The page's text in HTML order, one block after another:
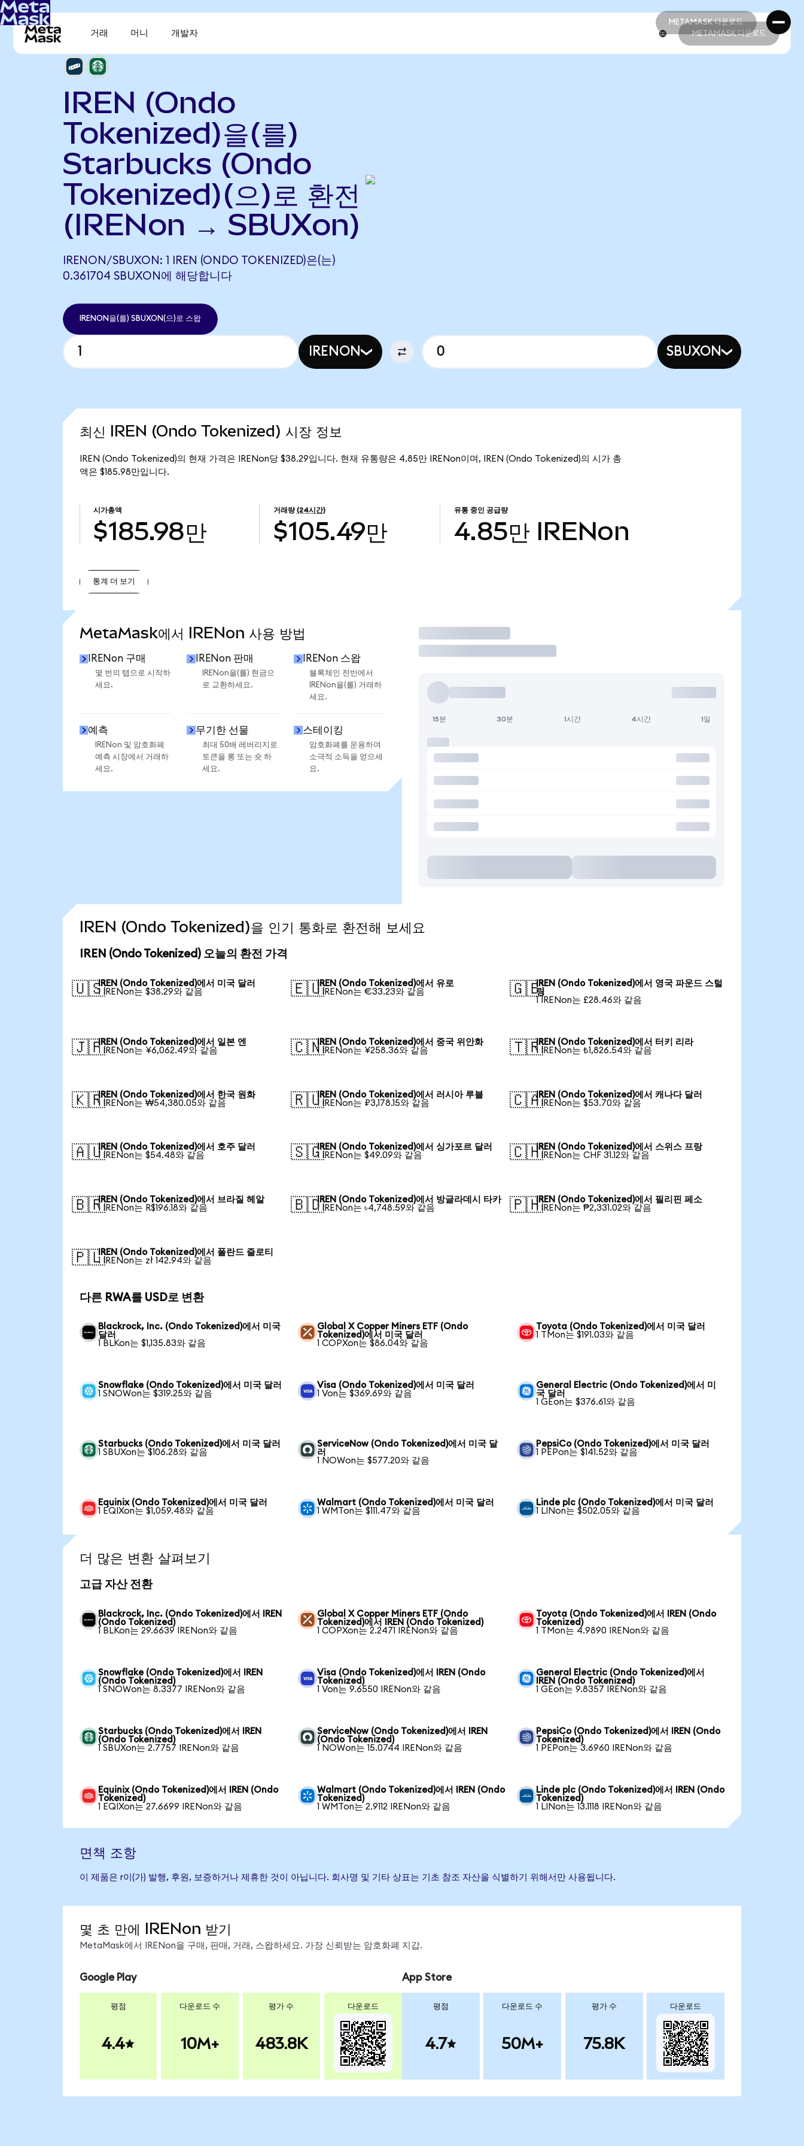
METAMASK 다운로드
METAMASK 다운로드
거래 머니 개발자 METAMASK 다운로드
IREN (Ondo
Tokenized)을(를)
Starbucks (Ondo
Tokenized)(으)로 환전
(IRENon → SBUXon)
IRENON/SBUXON: 1 IREN (ONDO TOKENIZED)은(는)
0.361704 SBUXON에 해당합니다
IRENON을(를) SBUXON(으)로 스왑
IRENON SBUXON
최신 IREN (Ondo Tokenized) 시장 정보
IREN (Ondo Tokenized)의 현재 가격은 IRENon당 $38.29입니다. 현재 유통량은 4.85만 IRENon이며, IREN (Ondo Tokenized)의 시가 총
액은 $185.98만입니다.
시가총액
$185.98만
거래량 (24시간)
$105.49만
유통 중인 공급량
4.85만 IRENon
통계 더 보기
MetaMask에서 IRENon 사용 방법
IRENon 구매
몇 번의 탭으로 시작하
세요.
IRENon 판매
IRENon을(를) 현금으
로 교환하세요.
IRENon 스왑
블록체인 전반에서
IRENon을(를) 거래하
세요.
예측
IRENon 및 암호화폐
예측 시장에서 거래하
세요.
무기한 선물
최대 50배 레버리지로
토큰을 롱 또는 숏 하
세요.
스테이킹
암호화폐를 운용하여
소극적 소득을 얻으세
요.
거래
15분 30분 1시간 4시간 1일
IREN (Ondo Tokenized)을 인기 통화로 환전해 보세요
IREN (Ondo Tokenized) 오늘의 환전 가격
🇺🇸IREN (Ondo Tokenized)에서 미국 달러
1 IRENon는 $38.29와 같음
🇪🇺IREN (Ondo Tokenized)에서 유로
1 IRENon는 €33.23와 같음
🇬🇧IREN (Ondo Tokenized)에서 영국 파운드 스털
링
1 IRENon는 £28.46와 같음
🇯🇵IREN (Ondo Tokenized)에서 일본 엔
1 IRENon는 ¥6,062.49와 같음
🇨🇳IREN (Ondo Tokenized)에서 중국 위안화
1 IRENon는 ¥258.36와 같음
🇹🇷IREN (Ondo Tokenized)에서 터키 리라
1 IRENon는 ₺1,826.54와 같음
🇰🇷IREN (Ondo Tokenized)에서 한국 원화
1 IRENon는 ₩54,380.05와 같음
🇷🇺IREN (Ondo Tokenized)에서 러시아 루블
1 IRENon는 ₽3,178.15와 같음
🇨🇦IREN (Ondo Tokenized)에서 캐나다 달러
1 IRENon는 $53.70와 같음
🇦🇺IREN (Ondo Tokenized)에서 호주 달러
1 IRENon는 $54.48와 같음
🇸🇬IREN (Ondo Tokenized)에서 싱가포르 달러
1 IRENon는 $49.09와 같음
🇨🇭IREN (Ondo Tokenized)에서 스위스 프랑
1 IRENon는 CHF 31.12와 같음
🇧🇷IREN (Ondo Tokenized)에서 브라질 헤알
1 IRENon는 R$196.18와 같음
🇧🇩IREN (Ondo Tokenized)에서 방글라데시 타카
1 IRENon는 ৳4,748.59와 같음
🇵🇭IREN (Ondo Tokenized)에서 필리핀 페소
1 IRENon는 ₱2,331.02와 같음
🇵🇱IREN (Ondo Tokenized)에서 폴란드 즐로티
1 IRENon는 zł 142.94와 같음
다른 RWA를 USD로 변환
Blackrock, Inc. (Ondo Tokenized)에서 미국
달러
1 BLKon는 $1,135.83와 같음
Global X Copper Miners ETF (Ondo
Tokenized)에서 미국 달러
1 COPXon는 $86.04와 같음
Toyota (Ondo Tokenized)에서 미국 달러
1 TMon는 $191.03와 같음
Snowflake (Ondo Tokenized)에서 미국 달러
1 SNOWon는 $319.25와 같음
Visa (Ondo Tokenized)에서 미국 달러
1 Von는 $369.69와 같음
General Electric (Ondo Tokenized)에서 미
국 달러
1 GEon는 $376.61와 같음
Starbucks (Ondo Tokenized)에서 미국 달러
1 SBUXon는 $106.28와 같음
ServiceNow (Ondo Tokenized)에서 미국 달
러
1 NOWon는 $577.20와 같음
PepsiCo (Ondo Tokenized)에서 미국 달러
1 PEPon는 $141.52와 같음
Equinix (Ondo Tokenized)에서 미국 달러
1 EQIXon는 $1,059.48와 같음
Walmart (Ondo Tokenized)에서 미국 달러
1 WMTon는 $111.47와 같음
Linde plc (Ondo Tokenized)에서 미국 달러
1 LINon는 $502.05와 같음
더 많은 변환 살펴보기
고급 자산 전환
Blackrock, Inc. (Ondo Tokenized)에서 IREN
(Ondo Tokenized)
1 BLKon는 29.6639 IRENon와 같음
Global X Copper Miners ETF (Ondo
Tokenized)에서 IREN (Ondo Tokenized)
1 COPXon는 2.2471 IRENon와 같음
Toyota (Ondo Tokenized)에서 IREN (Ondo
Tokenized)
1 TMon는 4.9890 IRENon와 같음
Snowflake (Ondo Tokenized)에서 IREN
(Ondo Tokenized)
1 SNOWon는 8.3377 IRENon와 같음
Visa (Ondo Tokenized)에서 IREN (Ondo
Tokenized)
1 Von는 9.6550 IRENon와 같음
General Electric (Ondo Tokenized)에서
IREN (Ondo Tokenized)
1 GEon는 9.8357 IRENon와 같음
Starbucks (Ondo Tokenized)에서 IREN
(Ondo Tokenized)
1 SBUXon는 2.7757 IRENon와 같음
ServiceNow (Ondo Tokenized)에서 IREN
(Ondo Tokenized)
1 NOWon는 15.0744 IRENon와 같음
PepsiCo (Ondo Tokenized)에서 IREN (Ondo
Tokenized)
1 PEPon는 3.6960 IRENon와 같음
Equinix (Ondo Tokenized)에서 IREN (Ondo
Tokenized)
1 EQIXon는 27.6699 IRENon와 같음
Walmart (Ondo Tokenized)에서 IREN (Ondo
Tokenized)
1 WMTon는 2.9112 IRENon와 같음
Linde plc (Ondo Tokenized)에서 IREN (Ondo
Tokenized)
1 LINon는 13.1118 IRENon와 같음
면책 조항
이 제품은 r이(가) 발행, 후원, 보증하거나 제휴한 것이 아닙니다. 회사명 및 기타 상표는 기초 참조 자산을 식별하기 위해서만 사용됩니다.
몇 초 만에 IRENon 받기
MetaMask에서 IRENon을 구매, 판매, 거래, 스왑하세요. 가장 신뢰받는 암호화폐 지갑.
Google Play
평점
4.4
다운로드 수
10M+
평가 수
483.8K
다운로드
App Store
평점
4.7
다운로드 수
50M+
평가 수
75.8K
다운로드